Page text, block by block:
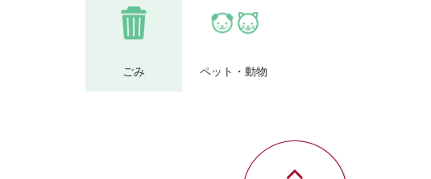
ごみ ペット・動物